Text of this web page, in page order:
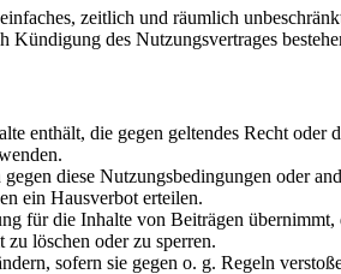
zeitlich und räumlich
des Nutzungsvertrages
enthält, die gegen geltendes Recht
diese Nutzungsbedingungen oder
ein Hausverbot erteilen.
für die Inhalte von Beiträgen
löschen oder zu sperren.
sofern sie gegen o. g. Regeln